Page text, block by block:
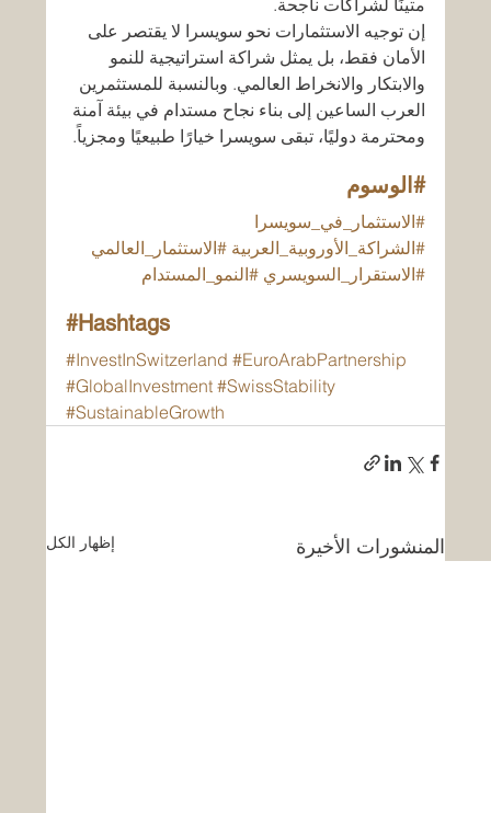
متينًا لشراكات ناجحة.
إن توجيه الاستثمارات نحو سويسرا لا يقتصر على
الأمان فقط، بل يمثل شراكة استراتيجية للنمو
والابتكار والانخراط العالمي. وبالنسبة للمستثمرين
العرب الساعين إلى بناء نجاح مستدام في بيئة آمنة
ومحترمة دوليًا، تبقى سويسرا خيارًا طبيعيًا ومجزياً.
#الوسوم
#الاستثمار_في_سويسرا
#الشراكة_الأوروبية_العربية #الاستثمار_العالمي
#الاستقرار_السويسري #النمو_المستدام
#Hashtags
#InvestInSwitzerland #EuroArabPartnership
#GlobalInvestment #SwissStability
#SustainableGrowth
المنشورات الأخيرة إظهار الكل